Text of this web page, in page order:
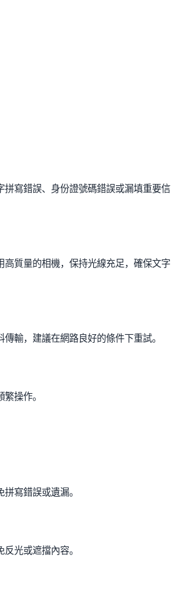
寫錯誤、身份證號碼錯誤或漏填重要信
質量的相機，保持光線充足，確保文字
輸，建議在網路良好的條件下重試。
操作。
寫錯誤或遺漏。
光或遮擋內容。